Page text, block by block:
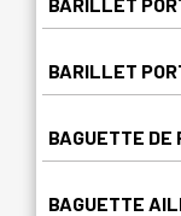
BARILLET
BAGUETTE DE
BAGUETTE